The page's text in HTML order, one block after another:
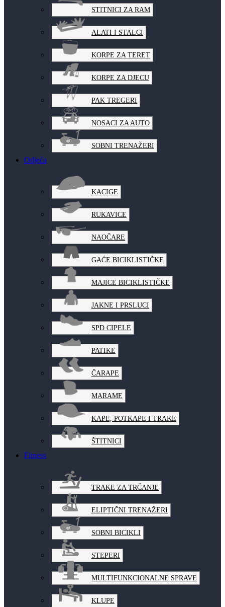
STITNICI ZA RAM
ALATI I STALCI
KORPE ZA TERET
KORPE ZA DJECU
PAK TREGERI
NOSACI ZA AUTO
SOBNI TRENAŽERI
Odjeća
KACIGE
RUKAVICE
NAOČARE
GAĆE BICIKLISTIČKE
MAJICE BICIKLISTIČKE
JAKNE I PRSLUCI
SPD CIPELE
PATIKE
ČARAPE
MARAME
KAPE, POTKAPE I TRAKE
ŠTITNICI
Fitness
TRAKE ZA TRČANJE
ELIPTIČNI TRENAŽERI
SOBNI BICIKLI
STEPERI
MULTIFUNKCIONALNE SPRAVE
KLUPE